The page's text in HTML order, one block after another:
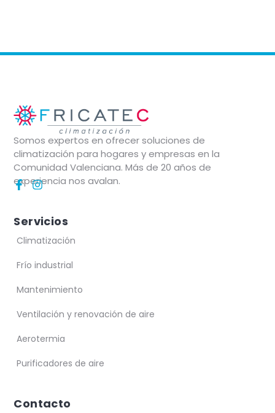
Somos expertos en ofrecer soluciones de
climatización para hogares y empresas en la
Comunidad Valenciana. Más de 20 años de
experiencia nos avalan.
Servicios
Climatización
Frío industrial
Mantenimiento
Ventilación y renovación de aire
Aerotermia
Purificadores de aire
Contacto